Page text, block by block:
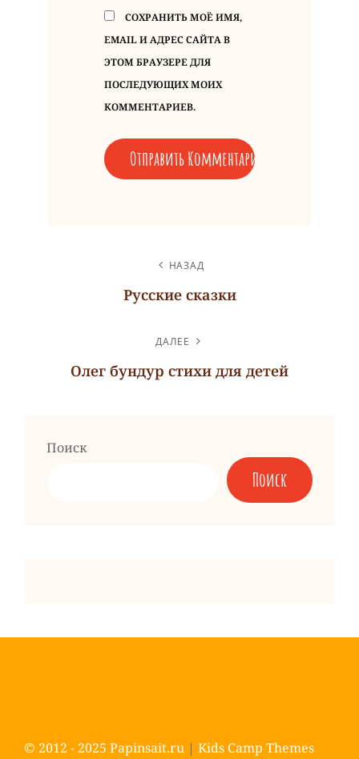
СОХРАНИТЬ МОЁ ИМЯ,
EMAIL И АДРЕС САЙТА В
ЭТОМ БРАУЗЕРЕ ДЛЯ
ПОСЛЕДУЮЩИХ МОИХ
КОММЕНТАРИЕВ.
НАЗАД
Русские сказки
ДАЛЕЕ
Олег бундур стихи для детей
Поиск
Поиск
© 2012 - 2025 Papinsait.ru | Kids Camp Themes